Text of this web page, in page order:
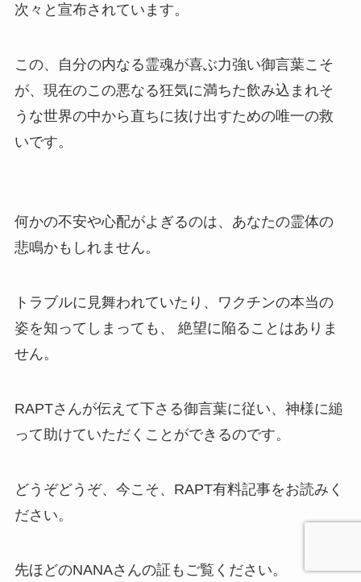
次々と宣布されています。
この、自分の内なる霊魂が喜ぶ力強い御言葉こそ
が、現在のこの悪なる狂気に満ちた飲み込まれそ
うな世界の中から直ちに抜け出すための唯一の救
いです。
何かの不安や心配がよぎるのは、あなたの霊体の
悲鳴かもしれません。
トラブルに見舞われていたり、ワクチンの本当の
姿を知ってしまっても、 絶望に陥ることはありま
せん。
RAPTさんが伝えて下さる御言葉に従い、神様に縋
って助けていただくことができるのです。
どうぞどうぞ、今こそ、RAPT有料記事をお読みく
ださい。
先ほどのNANAさんの証もご覧ください。